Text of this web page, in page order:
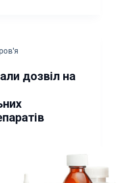
дозвіл на